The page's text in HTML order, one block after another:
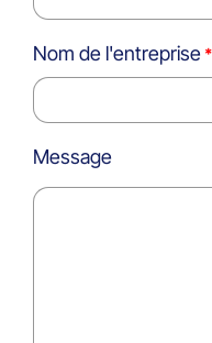
Nom de l'entreprise
Message